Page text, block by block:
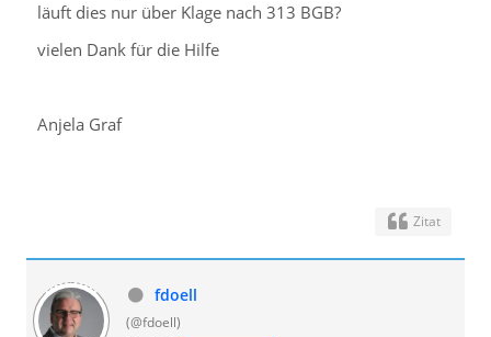
läuft dies nur über Klage nach 313 BGB?
vielen Dank für die Hilfe
Anjela Graf
Zitat
fdoell
(@fdoell)